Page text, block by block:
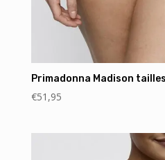
Primadonna Madison
€51,95